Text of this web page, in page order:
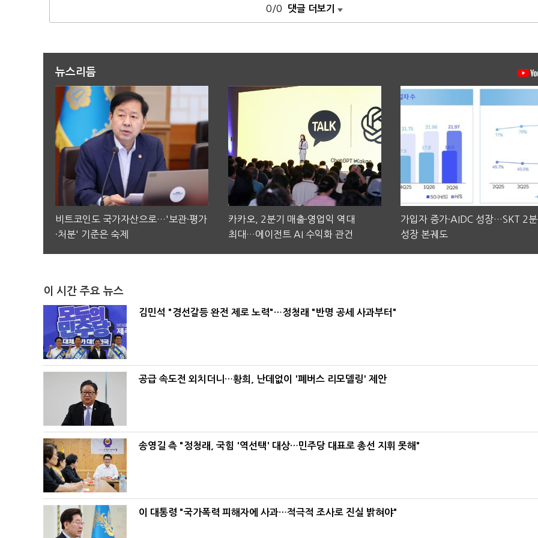
0/0 댓글 더보기
뉴스리듬
비트코인도 국가자산으로…'보관·평가
·처분' 기준은 숙제
카카오, 2분기 매출·영업익 역대
최대…에이전트 AI 수익화 관건
가입자 증가·AIDC 성장…SKT 2
성장 본궤도
이 시간 주요 뉴스
김민석 "경선갈등 완전 제로 노력"…정청래 "반명 공세 사과부터"
공급 속도전 외치더니…황희, 난데없이 '폐버스 리모델링' 제안
송영길 측 "정청래, 국힘 '역선택' 대상…민주당 대표로 총선 지휘 못해"
이 대통령 "국가폭력 피해자에 사과…적극적 조사로 진실 밝혀야"